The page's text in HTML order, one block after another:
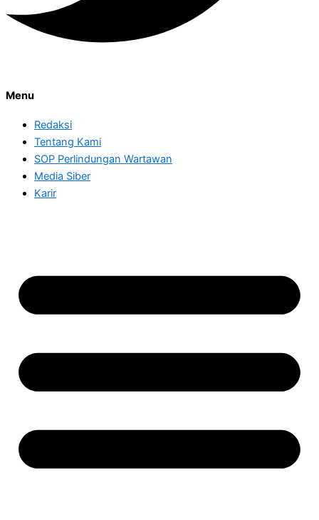
Menu
Redaksi
Tentang Kami
SOP Perlindungan Wartawan
Media Siber
Karir